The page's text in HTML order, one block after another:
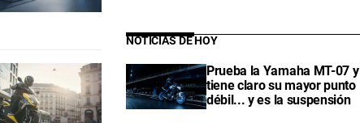
NOTICIAS DE HOY
Prueba la Yamaha MT-07 y
tiene claro su mayor punto
débil... y es la suspensión